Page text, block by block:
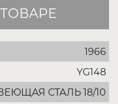
1966
YG148
СТАЛЬ 18/10